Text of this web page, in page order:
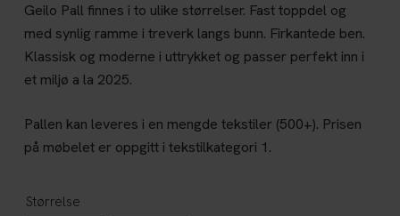
Geilo Pall finnes i to ulike størrelser. Fast toppdel og
med synlig ramme i treverk langs bunn. Firkantede ben.
Klassisk og moderne i uttrykket og passer perfekt inn i
et miljø a la 2025.
Pallen kan leveres i en mengde tekstiler (500+). Prisen
på møbelet er oppgitt i tekstilkategori 1.
Størrelse